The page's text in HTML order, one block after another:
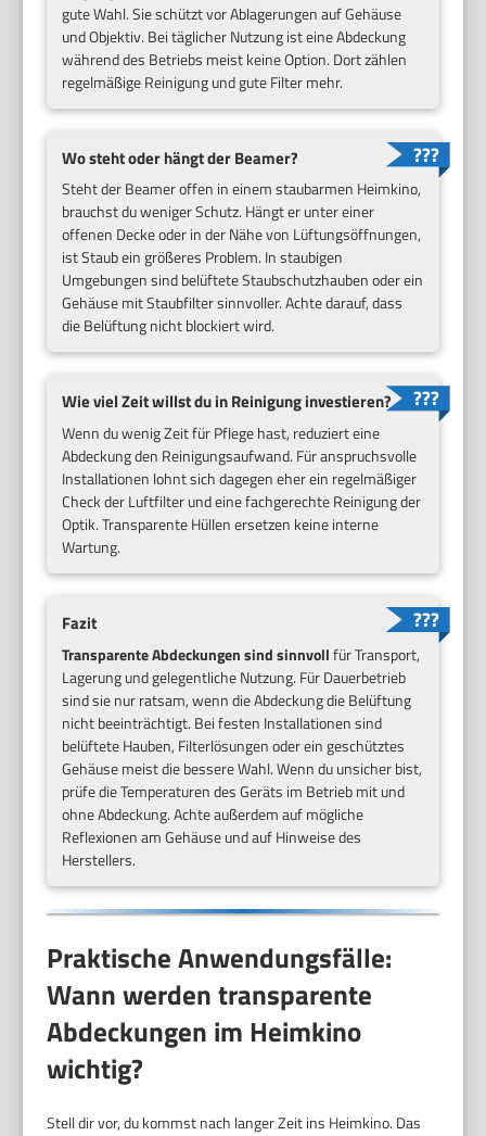
gute Wahl. Sie schützt vor Ablagerungen auf Gehäuse
und Objektiv. Bei täglicher Nutzung ist eine Abdeckung
während des Betriebs meist keine Option. Dort zählen
regelmäßige Reinigung und gute Filter mehr.
Wo steht oder hängt der Beamer?
Steht der Beamer offen in einem staubarmen Heimkino,
brauchst du weniger Schutz. Hängt er unter einer
offenen Decke oder in der Nähe von Lüftungsöffnungen,
ist Staub ein größeres Problem. In staubigen
Umgebungen sind belüftete Staubschutzhauben oder ein
Gehäuse mit Staubfilter sinnvoller. Achte darauf, dass
die Belüftung nicht blockiert wird.
Wie viel Zeit willst du in Reinigung investieren?
Wenn du wenig Zeit für Pflege hast, reduziert eine
Abdeckung den Reinigungsaufwand. Für anspruchsvolle
Installationen lohnt sich dagegen eher ein regelmäßiger
Check der Luftfilter und eine fachgerechte Reinigung der
Optik. Transparente Hüllen ersetzen keine interne
Wartung.
Fazit
Transparente Abdeckungen sind sinnvollfür Transport,
Lagerung und gelegentliche Nutzung. Für Dauerbetrieb
sind sie nur ratsam, wenn die Abdeckung die Belüftung
nicht beeinträchtigt. Bei festen Installationen sind
belüftete Hauben, Filterlösungen oder ein geschütztes
Gehäuse meist die bessere Wahl. Wenn du unsicher bist,
prüfe die Temperaturen des Geräts im Betrieb mit und
ohne Abdeckung. Achte außerdem auf mögliche
Reflexionen am Gehäuse und auf Hinweise des
Herstellers.
Praktische Anwendungsfälle:
Wann werden transparente
Abdeckungen im Heimkino
wichtig?
Stell dir vor, du kommst nach langer Zeit ins Heimkino. Das